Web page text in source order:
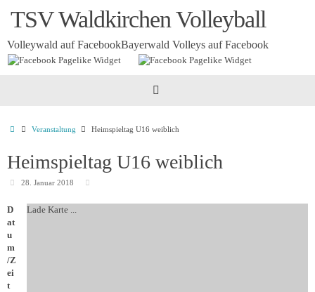
InhaltTSV Waldkirchen Volleyball
Volleywald auf FacebookBayerwald Volleys auf Facebook
Startseite
Veranstaltung Heimspieltag U16 weiblich
Heimspieltag U16 weiblich
28. Januar 2018
Lade Karte ...
D
at
u
m
/Z
ei
t